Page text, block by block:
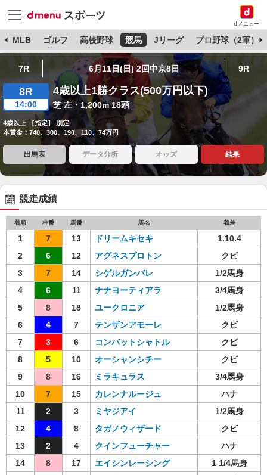
dメニュー
MLB ゴルフ 高校野球 競馬 Jリーグ プロ野球（2軍）
7R 6月11日(日) 2回中京8日 9R
8R
14:00
4歳以上1勝クラス(500万円以下)
芝 左・1,200m 18頭
4歳以上 ［指定］ 別定
本賞金：740、300、190、110、74万円
出馬表 データ分析 オッズ 結果
競走成績
着順 枠番 馬番 馬名 着差
1 7 13 ドリームキセキ
1.10.4
2
6 12 アグネスプロトン
クビ
3
7 14 シゲルガンバレ
1/2馬身
4
6 11 ナナヨーティアラ
3/4馬身
5
8 18 ユークロニア
1/2馬身
6
4 7 テンザンアモーレ
クビ
7
3 6 コンバットシャトル
クビ
8
5 10 オーシャンシチー
クビ
9
8 16 ミラキュラス
3/4馬身
10
7 15 カレンナルージュ
ハナ
11
2 3 ミヤジアイ
1/2馬身
12
4 8 タガノウィザード
クビ
13
2 4 クインフューチャー
ハナ
14
8 17 エイシンレーシング
1 1/4馬身